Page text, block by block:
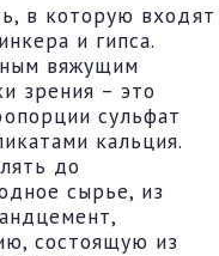
в которую входят
и гипса.
вяжущим
зрения – это
сульфат
кальция.
до
сырье, из
состоящую из